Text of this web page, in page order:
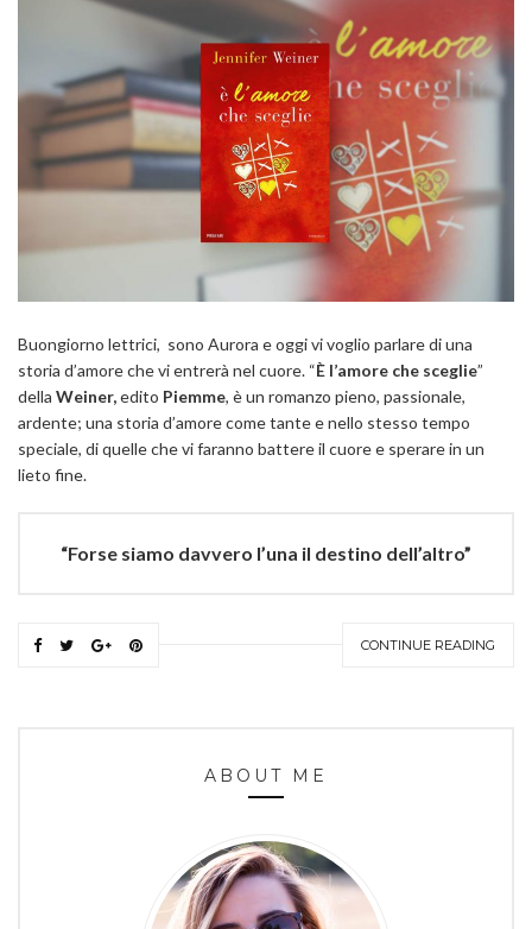
Buongiorno lettrici, sono Aurora e oggi vi voglio parlare di una
storia d’amore che vi entrerà nel cuore. “È l’amore che sceglie”
della Weiner,edito Piemme, è un romanzo pieno, passionale,
ardente; una storia d’amore come tante e nello stesso tempo
speciale, di quelle che vi faranno battere il cuore e sperare in un
lieto fine.
“Forse siamo davvero l’una il destino dell’altro”
CONTINUE READING
ABOUT ME